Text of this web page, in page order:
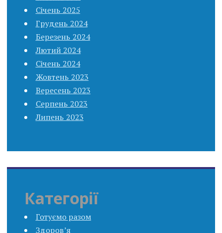
Січень 2025
Грудень 2024
Березень 2024
Лютий 2024
Січень 2024
Жовтень 2023
Вересень 2023
Серпень 2023
Липень 2023
Категорії
Готуємо разом
Здоров’я